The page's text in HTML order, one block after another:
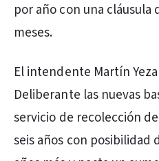
por año con una cláusula
meses.
El intendente Martín
Deliberante las nuevas
servicio de recolección
seis años con